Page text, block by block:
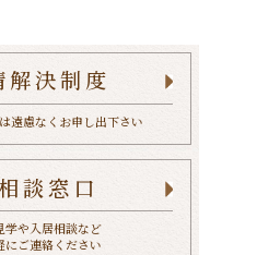
解決制度
遠慮なくお申し出下さい
談窓口
学や入居相談など
にご連絡ください